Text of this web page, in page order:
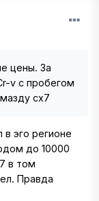
цены. За
v с пробегом
cx7
эго регионе
до 10000
в том
Правда